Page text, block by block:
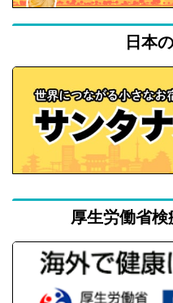
日本
厚生労働省検